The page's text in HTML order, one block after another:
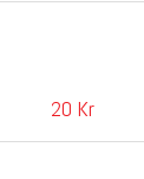
20 Kr